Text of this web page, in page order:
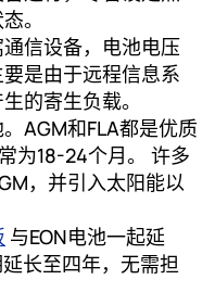
。
信设备，电池电压
是由于远程信息系
的寄生负载。
AGM和FLA都是优质
为18-24个月。 许多
，并引入太阳能以
与EON电池一起延
长至四年，无需担